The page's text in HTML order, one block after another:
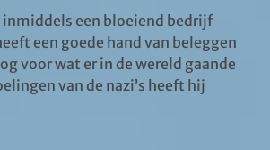
inmiddels een bloeiend bedrijf
een goede hand van beleggen
voor wat er in de wereld gaande
van de nazi’s heeft hij